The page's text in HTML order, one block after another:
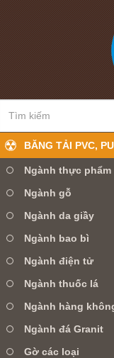
TRANG CHỦ
LIÊN HỆ
BĂNG TẢI PVC, PU
Ngành thực phẩm
Ngành gỗ
Ngành da giầy
Ngành bao bì
Ngành điện tử
Ngành thuốc lá
Ngành hàng
Ngành đá Granit
Gờ các loại